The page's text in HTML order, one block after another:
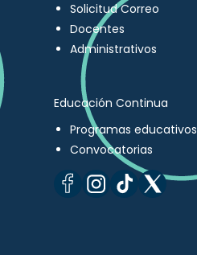
Solicitud Correo
Docentes
Administrativos
Educación Continua
Programas educativos
Convocatorias